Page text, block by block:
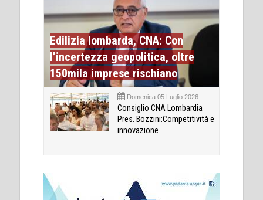
Edilizia lombarda, CNA: Con
l’incertezza geopolitica, oltre
150mila imprese rischiano
Domenica 05 Luglio 2026
Consiglio CNA Lombardia
Pres. Bozzini:Competitività e
innovazione